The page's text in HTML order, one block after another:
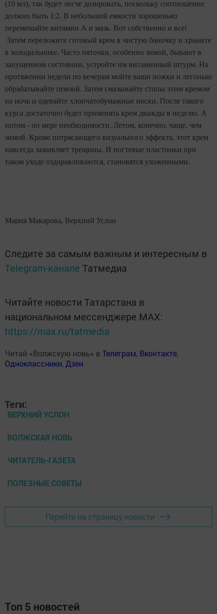
(10 мл), так будет легче дозировать, поскольку соотношение
должно быть 1:2. В небольшой емкости хорошенько
перемешайте витамин А и мазь. Вот собственно и все!
Затем переложите готовый крем в чистую баночку и храните
в холодильнике. Часто пяточки, особенно зимой, бывают в
запущенном состоянии, устройте им витаминный штурм. На
протяжении недели по вечерам мойте ваши ножки и легонько
обрабатывайте пемзой. Затем смазывайте стопы этим кремом
на ночь и одевайте хлопчатобумажные носки. После такого
курса достаточно будет применять крем дважды в неделю. А
потом - по мере необходимости. Летом, конечно, чаще, чем
зимой. Кроме потрясающего визуального эффекта, этот крем
навсегда заживляет трещины. И ногтевые пластинки при
таком уходе оздоравливаются, становятся ухоженными.
Мария Макарова, Верхний Услон
Следите за самым важным и интересным в
Telegram-канале Татмедиа
Читайте новости Татарстана в
национальном мессенджере MАХ:
https://max.ru/tatmedia
Читай «Волжскую новь» в Телеграм, Вконтакте,
Одноклассники, Дзен
Теги:
ВЕРХНИЙ УСЛОН
ВОЛЖСКАЯ НОВЬ
ЧИТАТЕЛЬ-ГАЗЕТА
ПОЛЕЗНЫЕ СОВЕТЫ
Перейти на страницу новости
Топ 5 новостей